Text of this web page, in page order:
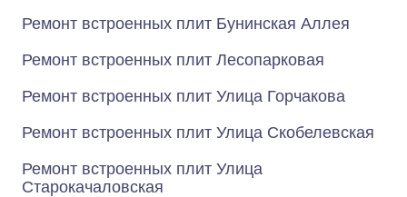
Ремонт встроенных плит Бунинская Аллея
Ремонт встроенных плит Лесопарковая
Ремонт встроенных плит Улица Горчакова
Ремонт встроенных плит Улица Скобелевская
Ремонт встроенных плит Улица
Старокачаловская